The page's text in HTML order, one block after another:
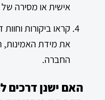
אישית או מסירה
קראו ביקורות
את מידת האמינות,
החברה.
האם ישנן דרכים